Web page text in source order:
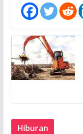
Hiburan